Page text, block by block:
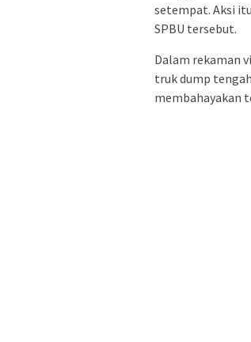
setempat. Aksi
SPBU tersebut.
Dalam rekaman
truk dump
membahayakan